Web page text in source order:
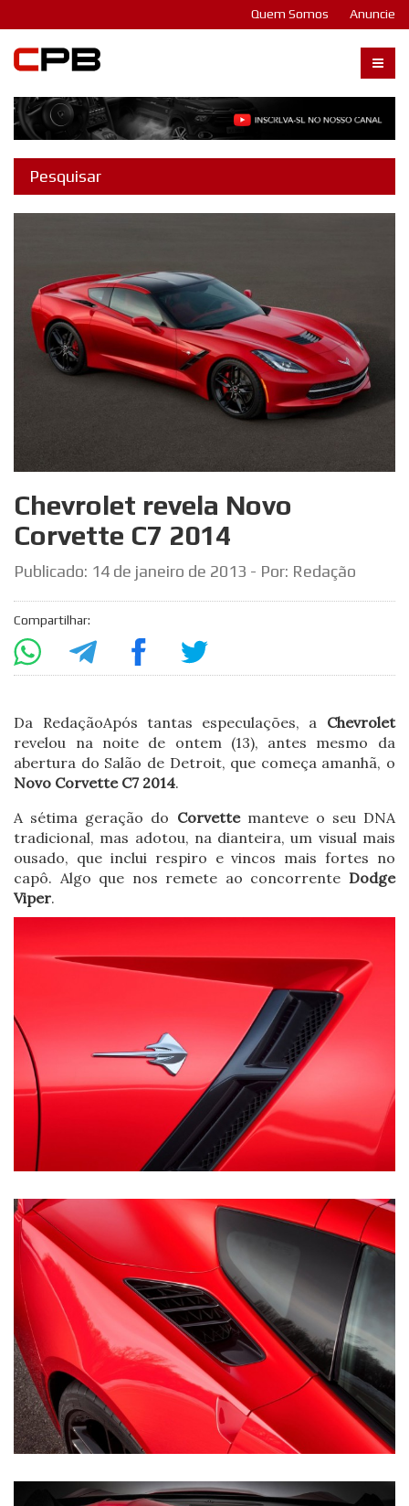
Quem Somos Anuncie
Chevrolet revela Novo
Corvette C7 2014
Publicado: 14 de janeiro de 2013 - Por: Redação
Compartilhar:
Da RedaçãoApós tantas especulações, a Chevrolet
revelou na noite de ontem (13), antes mesmo da
abertura do Salão de Detroit, que começa amanhã, o
Novo Corvette C7 2014.
A sétima geração do Corvette manteve o seu DNA
tradicional, mas adotou, na dianteira, um visual mais
ousado, que inclui respiro e vincos mais fortes no
capô. Algo que nos remete ao concorrente Dodge
Viper.